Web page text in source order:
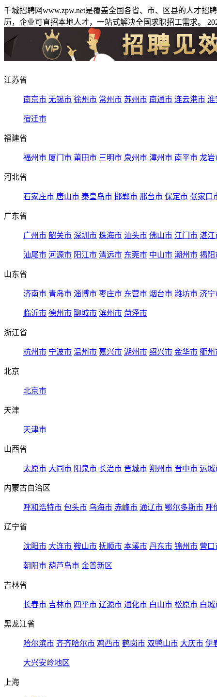
千城招聘网www.zpw.net是覆盖全国各省、市、区县的人才
历，企业可直招本地人才，一站式解决全国求职招工需求。
江苏省
南京市 无锡市 徐州市 常州市 苏州市 南通市 连云港市 淮
宿迁市
福建省
福州市 厦门市 莆田市 三明市 泉州市 漳州市 南平市 龙岩
河北省
石家庄市 唐山市 秦皇岛市 邯郸市 邢台市 保定市 张家口
广东省
广州市 韶关市 深圳市 珠海市 汕头市 佛山市 江门市 湛江
汕尾市 河源市 阳江市 清远市 东莞市 中山市 潮州市 揭阳
山东省
济南市 青岛市 淄博市 枣庄市 东营市 烟台市 潍坊市 济宁
临沂市 德州市 聊城市 滨州市 菏泽市
浙江省
杭州市 宁波市 温州市 嘉兴市 湖州市 绍兴市 金华市 衢州
北京
北京市
天津
天津市
山西省
太原市 大同市 阳泉市 长治市 晋城市 朔州市 晋中市 运城
内蒙古自治区
呼和浩特市 包头市 乌海市 赤峰市 通辽市 鄂尔多斯市 呼
辽宁省
沈阳市 大连市 鞍山市 抚顺市 本溪市 丹东市 锦州市 营口
朝阳市 葫芦岛市 金普新区
吉林省
长春市 吉林市 四平市 辽源市 通化市 白山市 松原市 白城
黑龙江省
哈尔滨市 齐齐哈尔市 鸡西市 鹤岗市 双鸭山市 大庆市 伊
大兴安岭地区
上海